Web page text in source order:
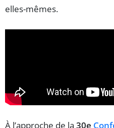
elles-mêmes.
À l’approche de la 30e